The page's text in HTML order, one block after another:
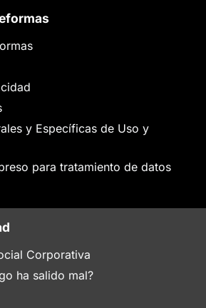
y Específicas de Uso y
para tratamiento de datos
Corporativa
ha salido mal?